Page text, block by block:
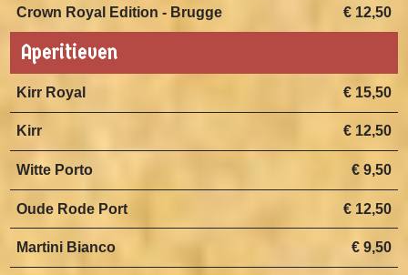
€ 12,50
Crown Royal Edition - Brugge
Aperitieven
€ 15,50
Kirr Royal
€ 12,50
Kirr
€ 9,50
Witte Porto
€ 12,50
Oude Rode Port
€ 9,50
Martini Bianco